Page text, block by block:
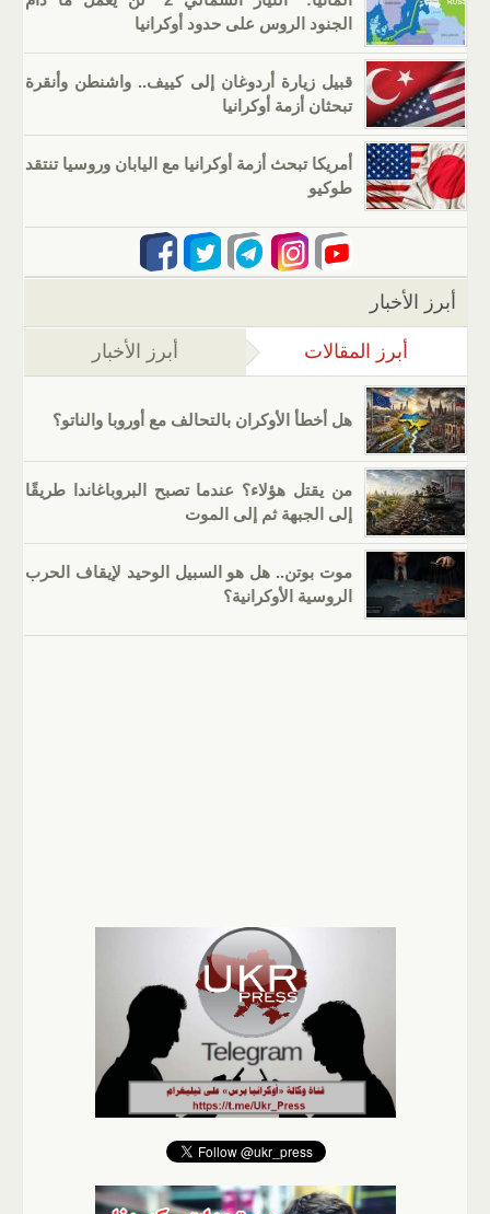
الجنود الروس على حدود أوكرانيا
قبيل زيارة أردوغان إلى كييف.. واشنطن وأنقرة
تبحثان أزمة أوكرانيا
أمريكا تبحث أزمة أوكرانيا مع اليابان وروسيا تنتقد
طوكيو
أبرز الأخبار
أبرز المقالات (علامة التبويب النشطة)
أبرز الأخبار
هل أخطأ الأوكران بالتحالف مع أوروبا والناتو؟
من يقتل هؤلاء؟ عندما تصبح البروباغاندا طريقًا
إلى الجبهة ثم إلى الموت
موت بوتن.. هل هو السبيل الوحيد لإيقاف الحرب
الروسية الأوكرانية؟